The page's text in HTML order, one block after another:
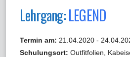
Lehrgang:LEGEND
Termin am: 21.04.2020 -
Schulungsort: Outfitfolien,